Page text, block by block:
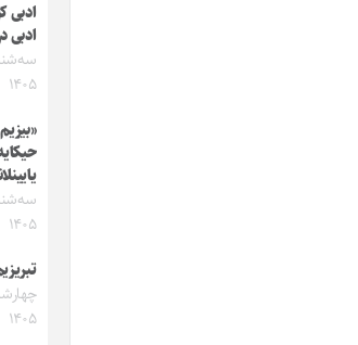
ادبی
ادبی
۱۴۰۵
۱۴۰۵
۱۴۰۵